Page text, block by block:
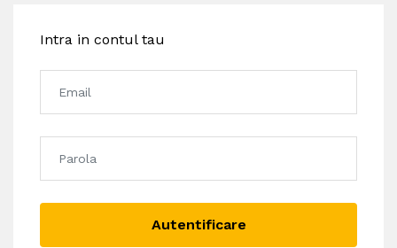
Intra in contul tau
Autentificare